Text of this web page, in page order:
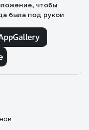
чтобы
была под рукой